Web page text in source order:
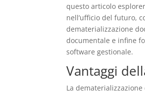
questo articolo
nell’ufficio del futuro,
dematerializzazione
documentale e infine
software gestionale.
Vantaggi
La